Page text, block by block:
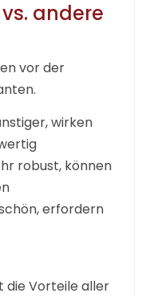
andere
vor der
wirken
robust, können
erfordern
die Vorteile aller